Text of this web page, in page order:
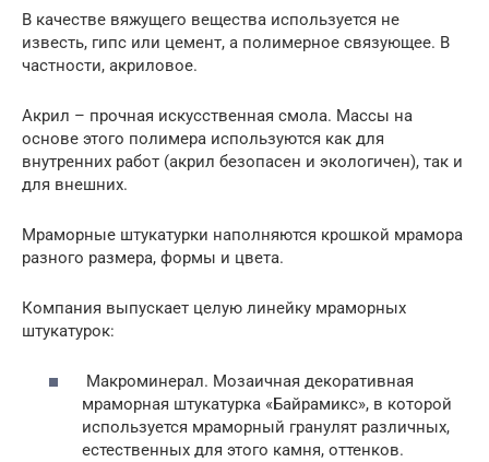
В качестве вяжущего вещества используется не
известь, гипс или цемент, а полимерное связующее. В
частности, акриловое.
Акрил – прочная искусственная смола. Массы на
основе этого полимера используются как для
внутренних работ (акрил безопасен и экологичен), так и
для внешних.
Мраморные штукатурки наполняются крошкой мрамора
разного размера, формы и цвета.
Компания выпускает целую линейку мраморных
штукатурок:
Макроминерал. Мозаичная декоративная
мраморная штукатурка «Байрамикс», в которой
используется мраморный гранулят различных,
естественных для этого камня, оттенков.